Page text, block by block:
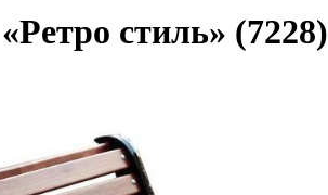
стиль» (7228)